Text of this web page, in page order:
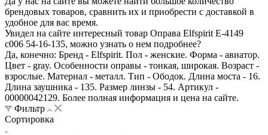
брендовых товаров, сравнить их и приобрести с доставкой в
удобное для вас время.
Увидел на сайте интересный товар Оправа Elfspirit E-4149
с006 54-16-135, можно узнать о нем подробнее?
Да, конечно: Бренд - Elfspirit. Пол - женские. Форма - авиатор.
Цвет - gray. Особенности оправы - тонкая, широкая. Возраст -
взрослые. Материал - металл. Тип - Ободок. Длина моста - 16.
Длина заушника - 135. Размер линзы - 54. Артикул -
00000042129. Более полная информация и цена на сайте.
Фильтр
Сортировка